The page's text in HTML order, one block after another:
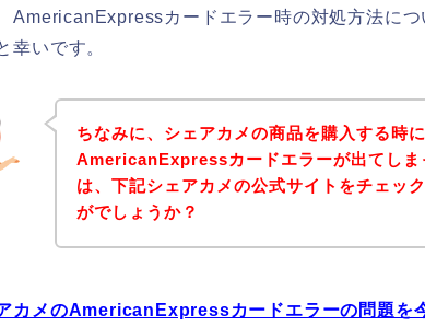
AmericanExpressカードエラー時の対処方法に
幸いです。
ちなみに、シェアカメの商品を購入する時に
AmericanExpressカードエラーが出てしま
は、下記シェアカメの公式サイトをチェッ
がでしょうか？
カメのAmericanExpressカードエラーの問題を